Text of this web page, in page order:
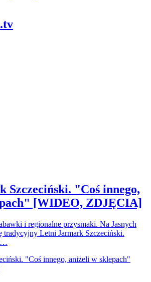
Szczeciński. "Coś innego,
[WIDEO, ZDJĘCIA]
i regionalne przysmaki. Na Jasnych
tradycyjny Letni Jarmark Szczeciński.